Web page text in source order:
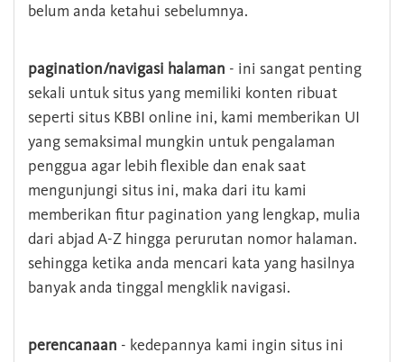
belum anda ketahui sebelumnya.
pagination/navigasi halaman - ini sangat penting
sekali untuk situs yang memiliki konten ribuat
seperti situs KBBI online ini, kami memberikan UI
yang semaksimal mungkin untuk pengalaman
penggua agar lebih flexible dan enak saat
mengunjungi situs ini, maka dari itu kami
memberikan fitur pagination yang lengkap, mulia
dari abjad A-Z hingga perurutan nomor halaman.
sehingga ketika anda mencari kata yang hasilnya
banyak anda tinggal mengklik navigasi.
perencanaan - kedepannya kami ingin situs ini